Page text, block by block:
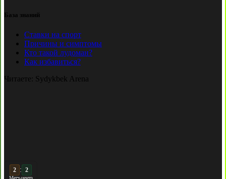
База знаний
Ставки на спорт
Причины и симптомы
Кто такой лудоман?
Как избавиться?
Читаете: Sydykbek Arena
3 : 2
Матч-центр